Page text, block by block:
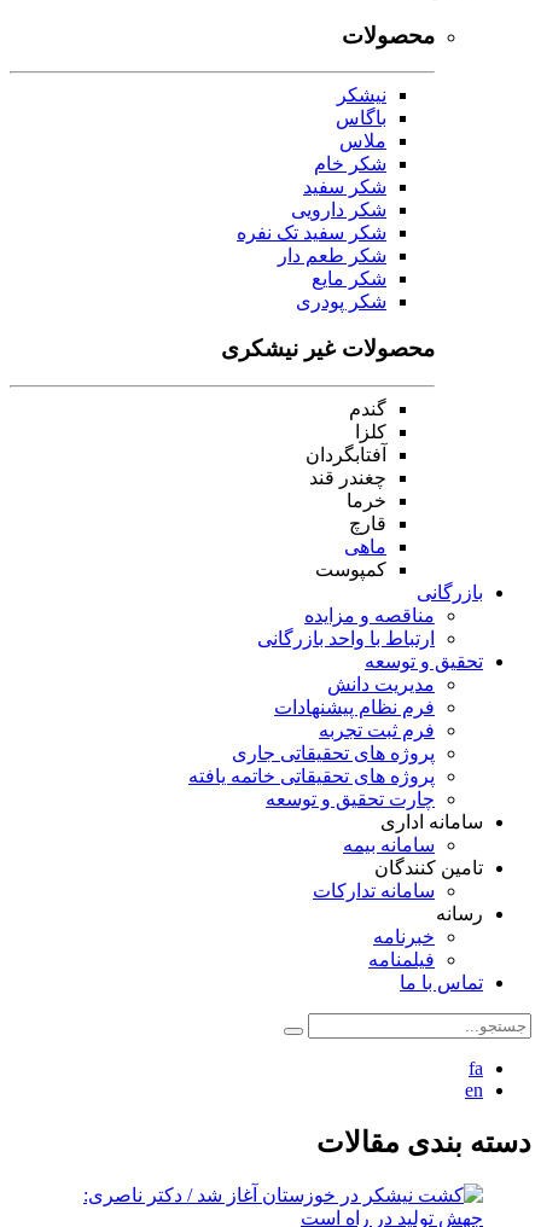
محصولات
نیشکر
باگاس
ملاس
شکر خام
شکر سفید
شکر دارویی
شکر سفید تک نفره
شکر طعم دار
شکر مایع
شکر پودری
محصولات غیر نیشکری
گندم
کلزا
آفتابگردان
چغندر قند
خرما
قارچ
ماهی
کمپوست
بازرگانی
مناقصه و مزایده
ارتباط با واحد بازرگانی
تحقیق و توسعه
مدیریت دانش
فرم نظام پیشنهادات
فرم ثبت تجربه
پروژه های تحقیقاتی جاری
پروژه های تحقیقاتی خاتمه یافته
چارت تحقیق و توسعه
سامانه اداری
سامانه بیمه
تامین کنندگان
سامانه تدارکات
رسانه
خبرنامه
فیلمنامه
تماس با ما
fa
en
دسته بندی مقالات